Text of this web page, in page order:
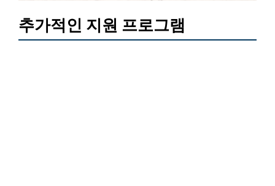
추가적인 지원 프로그램